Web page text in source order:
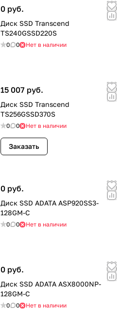
0 руб.
Диск SSD Transcend
TS240GSSD220S
0 0 Нет в наличии
15 007 руб.
Диск SSD Transcend
TS256GSSD370S
0 0 Нет в наличии
Заказать
0 руб.
Диск SSD ADATA ASP920SS3-
128GM-C
0 0 Нет в наличии
0 руб.
Диск SSD ADATA ASX8000NP-
128GM-C
0 0 Нет в наличии